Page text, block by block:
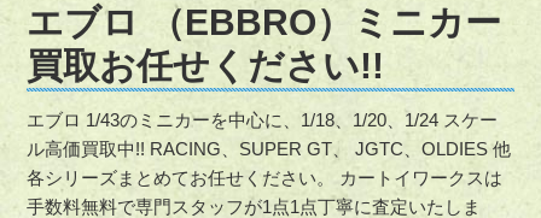
エブロ （EBBRO）ミニカー
買取お任せください!!
エブロ 1/43のミニカーを中心に、1/18、1/20、1/24 スケー
ル高価買取中!! RACING、SUPER GT、 JGTC、OLDIES 他
各シリーズまとめてお任せください。 カートイワークスは
手数料無料で専門スタッフが1点1点丁寧に査定いたしま